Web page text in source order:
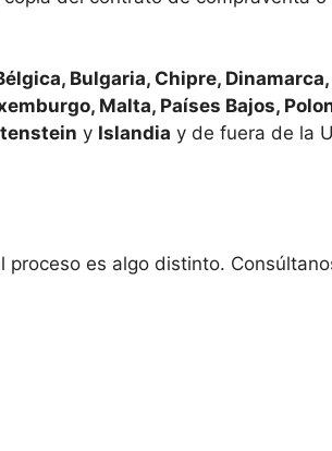
Bulgaria, Chipre, Dinamarca,
Malta, Países Bajos,
y Islandia y de fuera de la
es algo distinto.